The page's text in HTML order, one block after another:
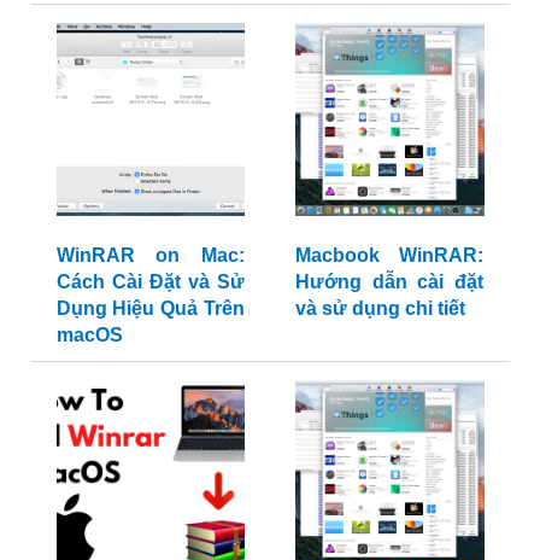
WinRAR on Mac:
Cách Cài Đặt và Sử
Dụng Hiệu Quả Trên
macOS
Macbook WinRAR:
Hướng dẫn cài đặt
và sử dụng chi tiết